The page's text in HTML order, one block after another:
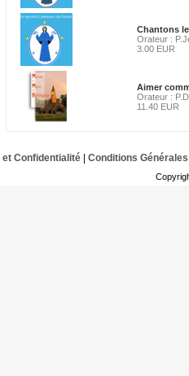
Chantons
Orateur :
3.00 EUR
Aimer
Orateur :
11.40 EUR
Confidentialité| Conditions Générales